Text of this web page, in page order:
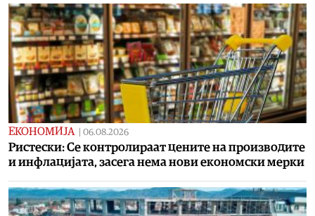
ЕКОНОМИЈА 06.08.2026
Ристески: Се контролираат цените на производите
и инфлацијата, засега нема нови економски мерки